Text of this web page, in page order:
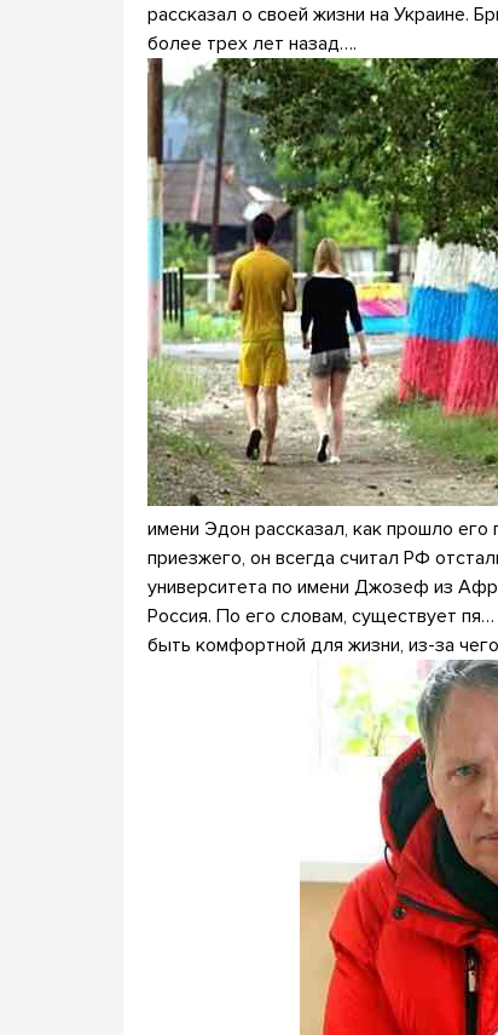
рассказал о своей жизни на Украине.
более трех лет назад….
имени Эдон рассказал, как прошло его
приезжего, он всегда считал РФ
университета по имени Джозеф из
Россия. По его словам, существует
быть комфортной для жизни, из-за